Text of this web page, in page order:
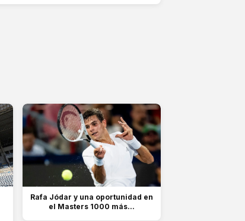
Rafa Jódar y una oportunidad en
el Masters 1000 más...